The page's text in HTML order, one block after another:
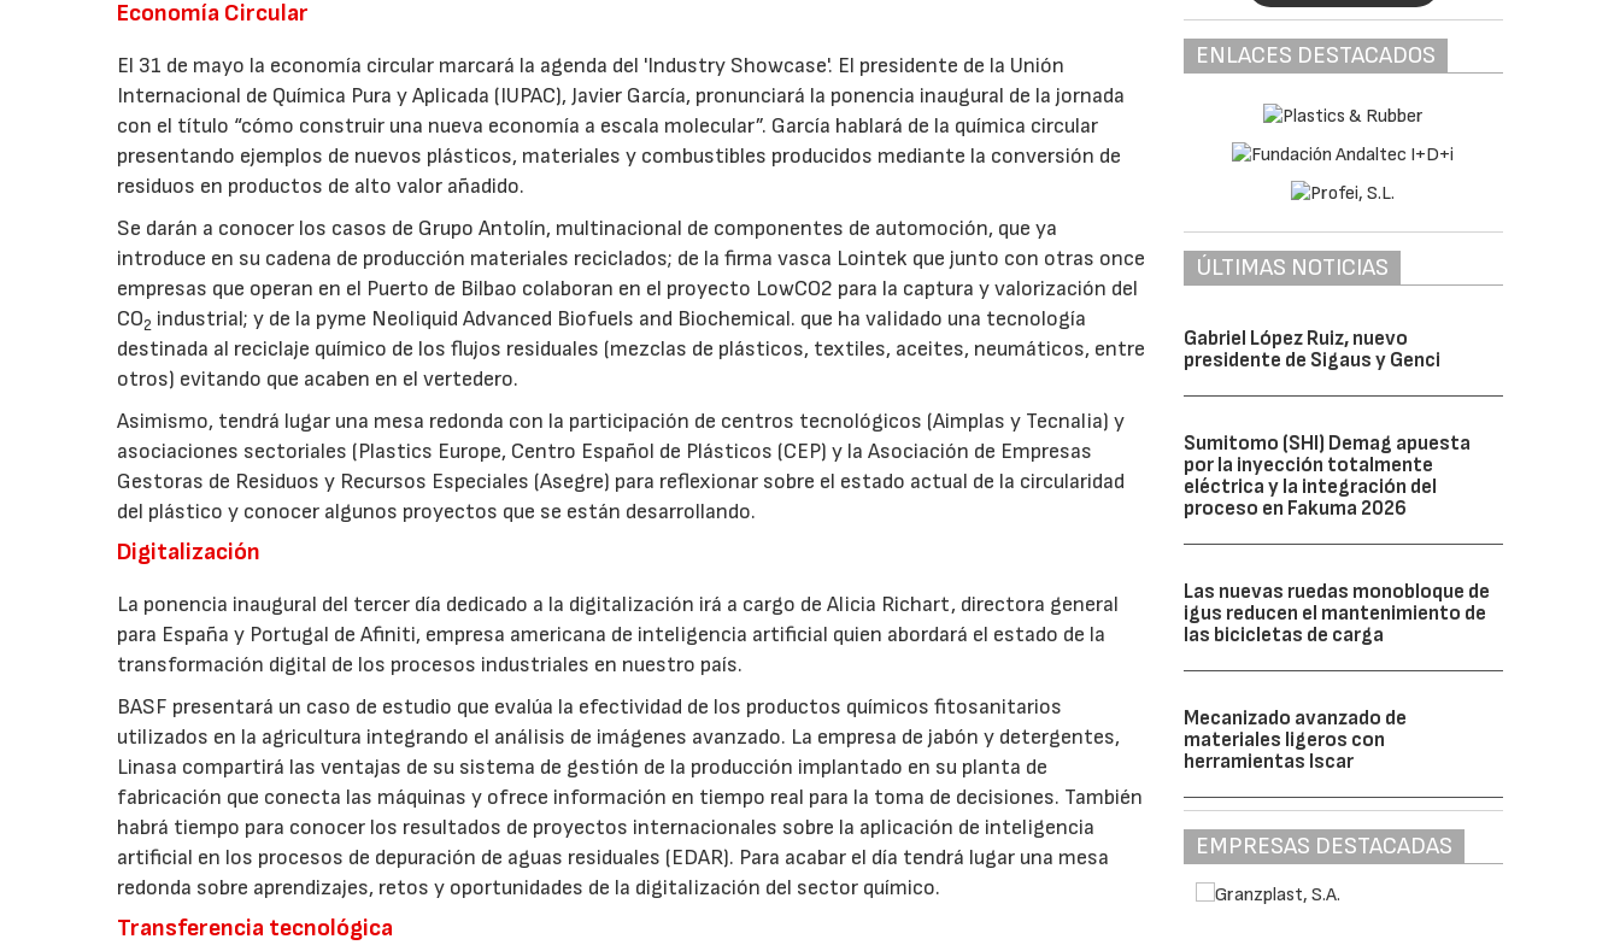
Economía Circular
El 31 de mayo la economía circular marcará la agenda del 'Industry Showcase'. El presidente de la Unión
Internacional de Química Pura y Aplicada (IUPAC), Javier García, pronunciará la ponencia inaugural de la jornada
con el título “cómo construir una nueva economía a escala molecular”. García hablará de la química circular
presentando ejemplos de nuevos plásticos, materiales y combustibles producidos mediante la conversión de
residuos en productos de alto valor añadido.
Se darán a conocer los casos de Grupo Antolín, multinacional de componentes de automoción, que ya
introduce en su cadena de producción materiales reciclados; de la firma vasca Lointek que junto con otras once
empresas que operan en el Puerto de Bilbao colaboran en el proyecto LowCO2 para la captura y valorización del
CO2 industrial; y de la pyme Neoliquid Advanced Biofuels and Biochemical. que ha validado una tecnología
destinada al reciclaje químico de los flujos residuales (mezclas de plásticos, textiles, aceites, neumáticos, entre
otros) evitando que acaben en el vertedero.
Asimismo, tendrá lugar una mesa redonda con la participación de centros tecnológicos (Aimplas y Tecnalia) y
asociaciones sectoriales (Plastics Europe, Centro Español de Plásticos (CEP) y la Asociación de Empresas
Gestoras de Residuos y Recursos Especiales (Asegre) para reflexionar sobre el estado actual de la circularidad
del plástico y conocer algunos proyectos que se están desarrollando.
Digitalización
La ponencia inaugural del tercer día dedicado a la digitalización irá a cargo de Alicia Richart, directora general
para España y Portugal de Afiniti, empresa americana de inteligencia artificial quien abordará el estado de la
transformación digital de los procesos industriales en nuestro país.
BASF presentará un caso de estudio que evalúa la efectividad de los productos químicos fitosanitarios
utilizados en la agricultura integrando el análisis de imágenes avanzado. La empresa de jabón y detergentes,
Linasa compartirá las ventajas de su sistema de gestión de la producción implantado en su planta de
fabricación que conecta las máquinas y ofrece información en tiempo real para la toma de decisiones. También
habrá tiempo para conocer los resultados de proyectos internacionales sobre la aplicación de inteligencia
artificial en los procesos de depuración de aguas residuales (EDAR). Para acabar el día tendrá lugar una mesa
redonda sobre aprendizajes, retos y oportunidades de la digitalización del sector químico.
Transferencia tecnológica
ENLACES DESTACADOS
ÚLTIMAS NOTICIAS
Gabriel López Ruiz, nuevo
presidente de Sigaus y Genci
Sumitomo (SHI) Demag apuesta
por la inyección totalmente
eléctrica y la integración del
proceso en Fakuma 2026
Las nuevas ruedas monobloque de
igus reducen el mantenimiento de
las bicicletas de carga
Mecanizado avanzado de
materiales ligeros con
herramientas Iscar
EMPRESAS DESTACADAS